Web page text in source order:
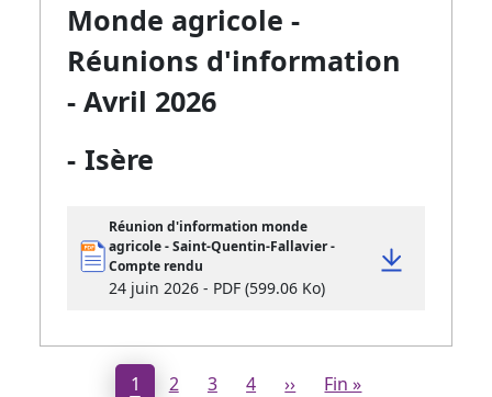
Monde agricole -
Réunions d'information
- Avril 2026
- Isère
Réunion d'information monde
agricole - Saint-Quentin-Fallavier -
Compte rendu
24 juin 2026 - PDF (599.06 Ko)
Page courante
1 2 3 4 ›› Fin »